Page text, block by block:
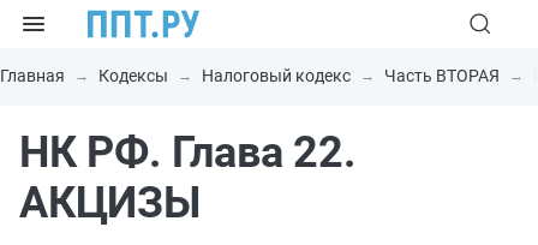
Главная Кодексы Налоговый кодекс Часть ВТОРАЯ
НК РФ. Глава 22.
АКЦИЗЫ